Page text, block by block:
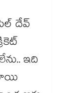
దేవ్
ఇది